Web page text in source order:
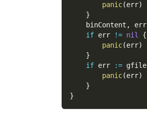
panic(err)
}
    binContent
, err
if err != nil
{
panic(err)
}
if err := gfile
panic(err)
}
}